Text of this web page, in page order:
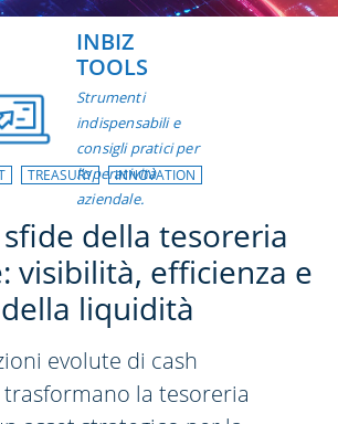
INBIZ
TOOLS
Strumenti
indispensabili e
consigli pratici per
l’operatività
aziendale.
TREASURY INNOVATION
della tesoreria
visibilità, efficienza e
liquidità
evolute di cash
la tesoreria